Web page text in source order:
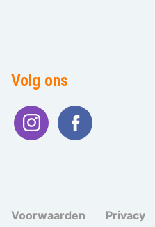
Volg ons
Voorwaarden Privacy